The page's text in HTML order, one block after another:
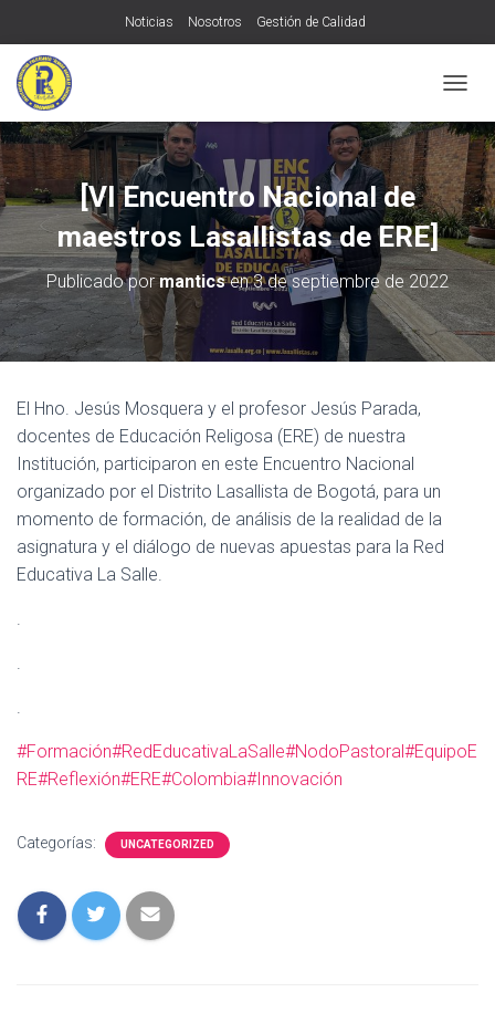
Noticias Nosotros Gestión de Calidad
Transparencia y acceso a la información pública
A
M
B
I
A
R
M
O
D
O
D
E
[VI Encuentro Nacional de
maestros Lasallistas de ERE]
Publicado pormanticsen3 de septiembre de 2022
El Hno. Jesús Mosquera y el profesor Jesús Parada,
docentes de Educación Religosa (ERE) de nuestra
Institución, participaron en este Encuentro Nacional
organizado por el Distrito Lasallista de Bogotá, para un
momento de formación, de análisis de la realidad de la
asignatura y el diálogo de nuevas apuestas para la Red
Educativa La Salle.
.
.
.
#Formación#RedEducativaLaSalle#NodoPastoral#EquipoE
RE#Reflexión#ERE#Colombia#Innovación
Categorías: UNCATEGORIZED